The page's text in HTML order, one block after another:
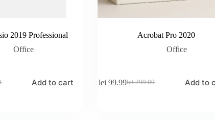
2019 Professional
Office
Add to cart
Acrobat Pro 2020
Office
lei299.00
Original
lei 99.99Current
Add to